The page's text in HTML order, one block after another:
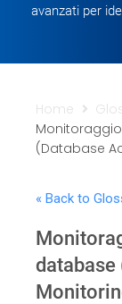
Proxmox VE
Mail
Academy
Servizi
avanzati per
Home
(Database
« Back to